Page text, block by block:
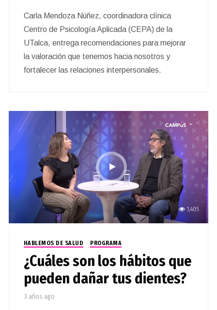
Carla Mendoza Núñez, coordinadora clínica
Centro de Psicología Aplicada (CEPA) de la
UTalca, entrega recomendaciones para mejorar
la valoración que tenemos hacia nosotros y
fortalecer las relaciones interpersonales.
1,405
HABLEMOS DE SALUD PROGRAMA
¿Cuáles son los hábitos que
pueden dañar tus dientes?
3 años ago